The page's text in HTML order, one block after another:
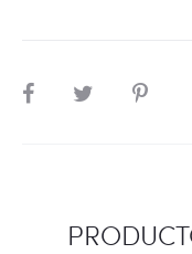
SHARE